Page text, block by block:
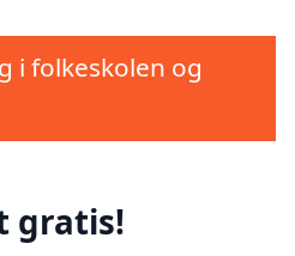
i folkeskolen og
gratis!